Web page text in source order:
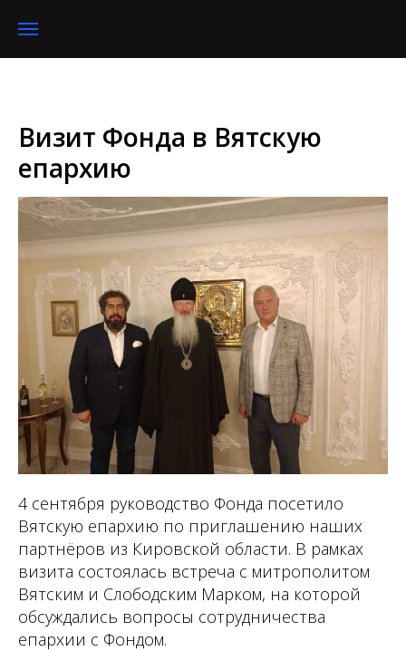
Визит Фонда в Вятскую
епархию
4 сентября руководство Фонда посетило
Вятскую епархию по приглашению наших
партнёров из Кировской области. В рамках
визита состоялась встреча с митрополитом
Вятским и Слободским Марком, на которой
обсуждались вопросы сотрудничества
епархии с Фондом.